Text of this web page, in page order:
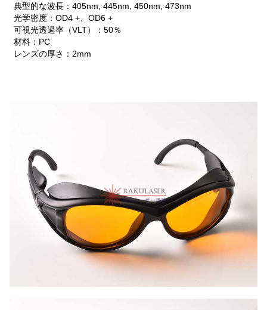
典型的な波長：405nm, 445nm, 450nm, 473nm
光学密度：OD4 +、OD6 +
可視光透過率（VLT）：50％
材料：PC
レンズの厚さ：2mm